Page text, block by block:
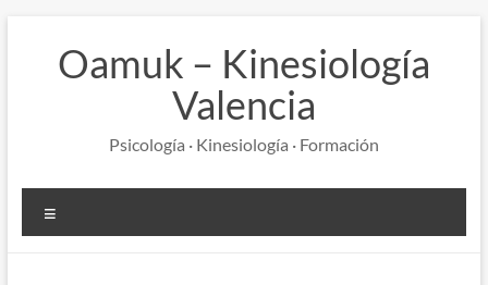
contenidoOamuk – Kinesiología
Valencia
Psicología · Kinesiología · Formación